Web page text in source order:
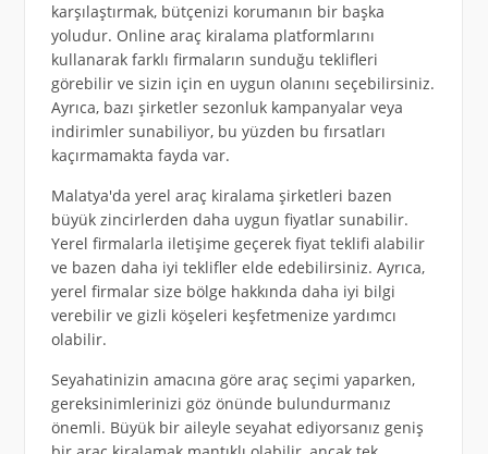
karşılaştırmak, bütçenizi korumanın bir başka
yoludur. Online araç kiralama platformlarını
kullanarak farklı firmaların sunduğu teklifleri
görebilir ve sizin için en uygun olanını seçebilirsiniz.
Ayrıca, bazı şirketler sezonluk kampanyalar veya
indirimler sunabiliyor, bu yüzden bu fırsatları
kaçırmamakta fayda var.
Malatya'da yerel araç kiralama şirketleri bazen
büyük zincirlerden daha uygun fiyatlar sunabilir.
Yerel firmalarla iletişime geçerek fiyat teklifi alabilir
ve bazen daha iyi teklifler elde edebilirsiniz. Ayrıca,
yerel firmalar size bölge hakkında daha iyi bilgi
verebilir ve gizli köşeleri keşfetmenize yardımcı
olabilir.
Seyahatinizin amacına göre araç seçimi yaparken,
gereksinimlerinizi göz önünde bulundurmanız
önemli. Büyük bir aileyle seyahat ediyorsanız geniş